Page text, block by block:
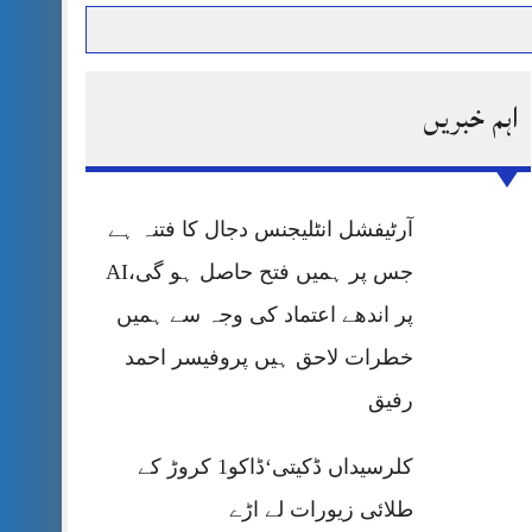
پر قربان
اہم خبریں
آرٹیفشل انٹلیجنس دجال کا فتنہ ہے
جس پر ہمیں فتح حاصل ہو گی،AI
پر اندھے اعتماد کی وجہ سے ہمیں
خطرات لاحق ہیں پروفیسر احمد
رفیق
کلرسیداں ڈکیتی‘ڈاکو1 کروڑ کے
طلائی زیورات لے اڑے